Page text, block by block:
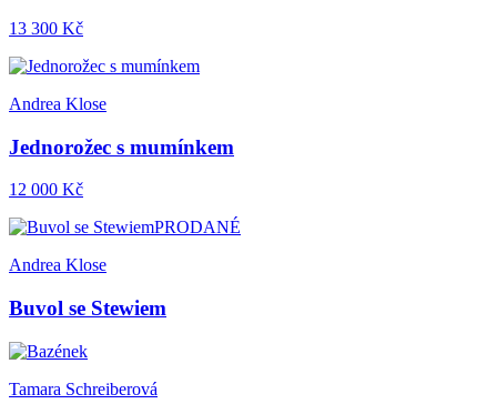
13 300 Kč
Andrea Klose
Jednorožec s mumínkem
12 000 Kč
PRODANÉ
Andrea Klose
Buvol se Stewiem
Tamara Schreiberová